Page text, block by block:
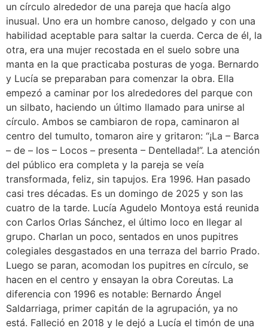
un círculo alrededor de una pareja que hacía algo
inusual. Uno era un hombre canoso, delgado y con una
habilidad aceptable para saltar la cuerda. Cerca de él, la
otra, era una mujer recostada en el suelo sobre una
manta en la que practicaba posturas de yoga. Bernardo
y Lucía se preparaban para comenzar la obra. Ella
empezó a caminar por los alrededores del parque con
un silbato, haciendo un último llamado para unirse al
círculo. Ambos se cambiaron de ropa, caminaron al
centro del tumulto, tomaron aire y gritaron: “¡La – Barca
– de – los – Locos – presenta – Dentellada!”. La atención
del público era completa y la pareja se veía
transformada, feliz, sin tapujos. Era 1996. Han pasado
casi tres décadas. Es un domingo de 2025 y son las
cuatro de la tarde. Lucía Agudelo Montoya está reunida
con Carlos Orlas Sánchez, el último loco en llegar al
grupo. Charlan un poco, sentados en unos pupitres
colegiales desgastados en una terraza del barrio Prado.
Luego se paran, acomodan los pupitres en círculo, se
hacen en el centro y ensayan la obra Coreutas. La
diferencia con 1996 es notable: Bernardo Ángel
Saldarriaga, primer capitán de la agrupación, ya no
está. Falleció en 2018 y le dejó a Lucía el timón de una